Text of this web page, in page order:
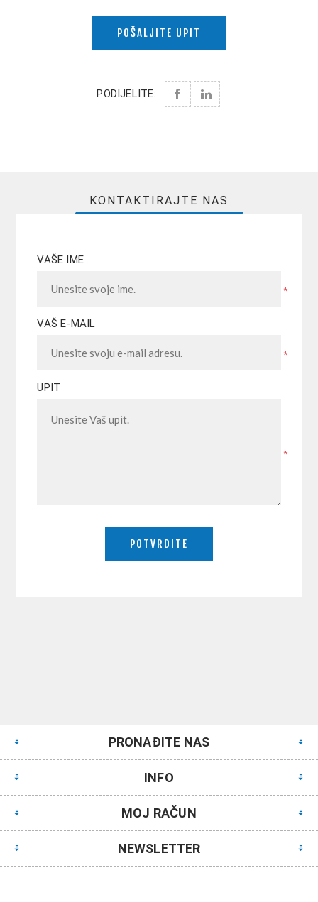
POŠALJITE UPIT
PODIJELITE:
KONTAKTIRAJTE NAS
VAŠE IME
*
VAŠ E-MAIL
*
UPIT
*
PRONAĐITE NAS
INFO
MOJ RAČUN
NEWSLETTER